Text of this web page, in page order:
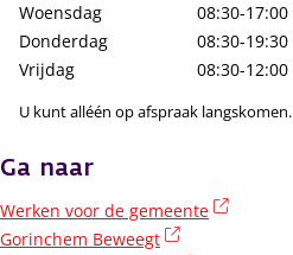
Woensdag
08:30-17:00
Donderdag
08:30-19:30
Vrijdag
08:30-12:00
U kunt alléén op afspraak langskomen.
Ga naar
Werken voor de gemeente
Gorinchem Beweegt